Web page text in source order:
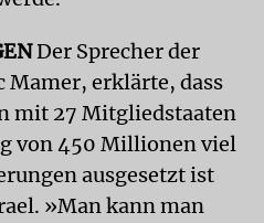
Der Sprecher der
erklärte, dass
mit 27 Mitgliedstaaten
von 450 Millionen viel
ausgesetzt ist
»Man kann man